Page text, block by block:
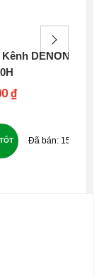
DENON
₫
159